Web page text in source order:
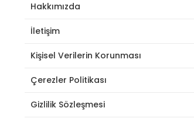
Hakkımızda
İletişim
Kişisel Verilerin Korunması
Çerezler Politikası
Gizlilik Sözleşmesi